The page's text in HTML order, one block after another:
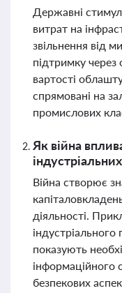
Державні
витрат на
звільнення від
підтримку через
вартості
спрямовані на
промислових
Як війна
Війна створює
діяльності.
показують
інформаційного
безпекових